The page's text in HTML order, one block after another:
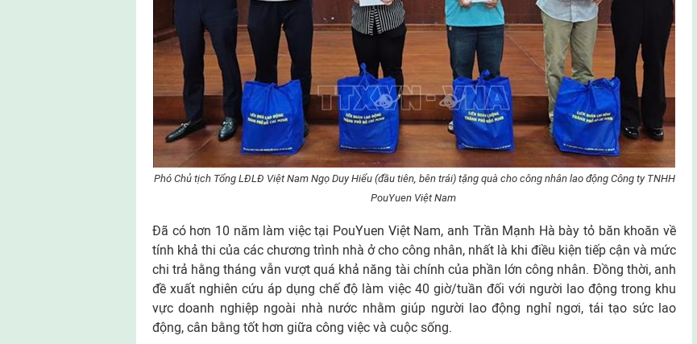
Phó Chủ tịch Tổng LĐLĐ Việt Nam Ngọ Duy Hiểu (đầu tiên, bên trái) tặng quà cho công nhân lao động Công ty TNHH
PouYuen Việt Nam
Đã có hơn 10 năm làm việc tại PouYuen Việt Nam, anh Trần Mạnh Hà bày tỏ băn khoăn về
tính khả thi của các chương trình nhà ở cho công nhân, nhất là khi điều kiện tiếp cận và mức
chi trả hằng tháng vẫn vượt quá khả năng tài chính của phần lớn công nhân. Đồng thời, anh
đề xuất nghiên cứu áp dụng chế độ làm việc 40 giờ/tuần đối với người lao động trong khu
vực doanh nghiệp ngoài nhà nước nhằm giúp người lao động nghỉ ngơi, tái tạo sức lao
động, cân bằng tốt hơn giữa công việc và cuộc sống.